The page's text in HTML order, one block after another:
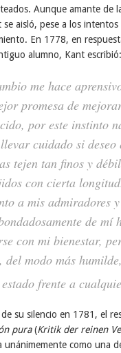
Aunque amante de
aisló, pese a los
En 1778, en
alumno, Kant escribió:
me hace
promesa de
por este instinto
cuidado si
tejen tan finos y
con cierta
a mis admiradores
de mí
con mi bienestar,
del modo más
frente a
su silencio en 1781, el
pura(Kritik der reinen
unánimemente como una